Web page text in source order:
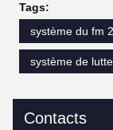
Tags:
système du fm
système de
Contacts